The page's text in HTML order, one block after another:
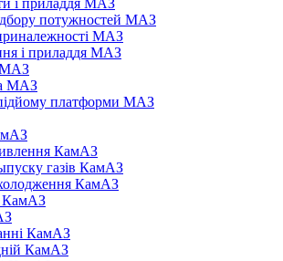
і приладдя МАЗ
потужностей МАЗ
МАЗ
і приладдя МАЗ
МАЗ
МАЗ
платформи МАЗ
КамАЗ
газів КамАЗ
КамАЗ
КамАЗ
КамАЗ
КамАЗ